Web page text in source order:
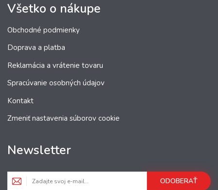
Všetko o nákupe
Obchodné podmienky
Doprava a platba
Reklamácia a vrátenie tovaru
Spracúvanie osobných údajov
Kontakt
Zmeniť nastavenia súborov cookie
Newsletter
ODOBERAŤ